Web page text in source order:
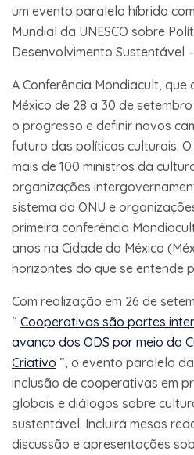
um evento paralelo híbrido
Mundial da UNESCO sobre
Desenvolvimento Sustentável –
A Conferência Mondiacult,
México de 28 a 30 de
o progresso e definir novos
futuro das políticas culturais.
mais de 100 ministros da
organizações
sistema da ONU e
primeira conferência
anos na Cidade do México
horizontes do que se entende
Com realização em 26 de
“ Cooperativas são partes
avanço dos ODS por meio da
Criativo ”, o evento paralelo
inclusão de cooperativas em
globais e diálogos sobre
sustentável. Incluirá mesas
discussão e apresentações